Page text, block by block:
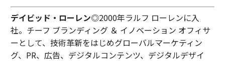
デイビッド・ローレン◎2000年ラルフ ローレンに入
社。チーフ ブランディング ＆ イノベーション オフィサ
ーとして、技術革新をはじめグローバルマーケティン
グ、PR、広告、デジタルコンテンツ、デジタルデザイ